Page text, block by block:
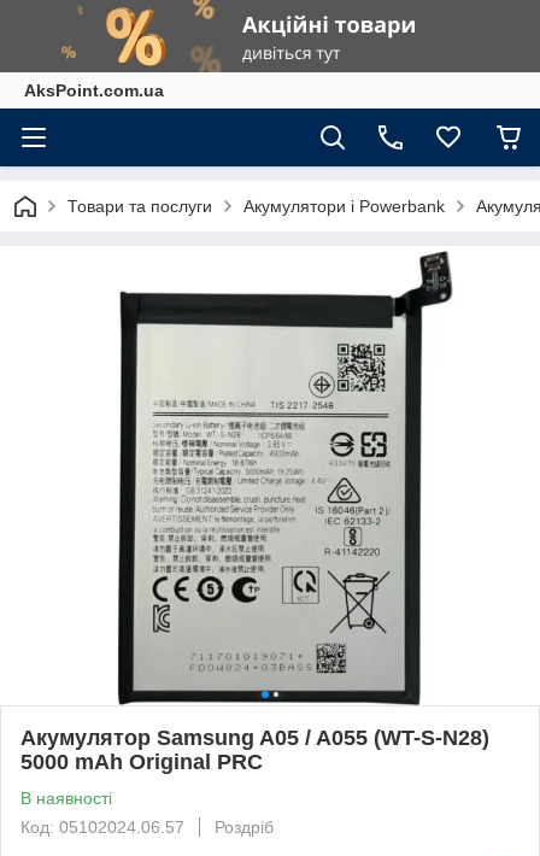
AksPoint.com.ua
Товари та послуги Акумулятори і Powerbank
Акумулятор Samsung A05 / A055 (WT-S-N28)
5000 mAh Original PRC
В наявності
Код: 05102024.06.57
Роздріб